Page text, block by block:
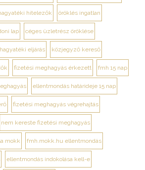
hitelezők öröklés ingatlan
lap céges üzletrész öröklése
eljárás közjegyző kereső
fizetési meghagyás érkezett fmh 15 nap
ellentmondás határideje 15 nap
fizetési meghagyás végrehajtás
nem kereste fizetési meghagyás
mokk fmh.mokk.hu ellentmondás
ellentmondás indokolása kell-e